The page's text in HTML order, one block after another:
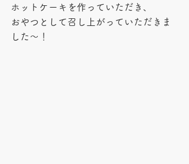
ホットケーキを作っていただき、
おやつとして召し上がっていただきま
した～！